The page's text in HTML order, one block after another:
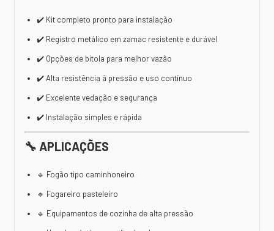
✔️ Kit completo pronto para instalação
✔️ Registro metálico em zamac resistente e durável
✔️ Opções de bitola para melhor vazão
✔️ Alta resistência à pressão e uso contínuo
✔️ Excelente vedação e segurança
✔️ Instalação simples e rápida
🔧 APLICAÇÕES
🔹 Fogão tipo caminhoneiro
🔹 Fogareiro pasteleiro
🔹 Equipamentos de cozinha de alta pressão